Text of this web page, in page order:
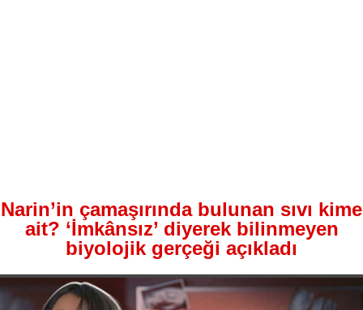
Narin’in çamaşırında bulunan sıvı kime
ait? ‘İmkânsız’ diyerek bilinmeyen
biyolojik gerçeği açıkladı